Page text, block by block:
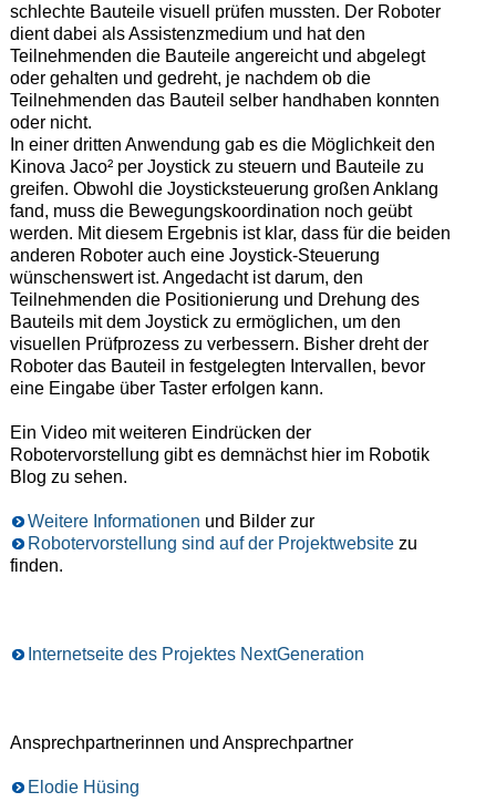
schlechte Bauteile visuell prüfen mussten. Der Roboter
dient dabei als Assistenzmedium und hat den
Teilnehmenden die Bauteile angereicht und abgelegt
oder gehalten und gedreht, je nachdem ob die
Teilnehmenden das Bauteil selber handhaben konnten
oder nicht.
In einer dritten Anwendung gab es die Möglichkeit den
Kinova Jaco² per Joystick zu steuern und Bauteile zu
greifen. Obwohl die Joysticksteuerung großen Anklang
fand, muss die Bewegungskoordination noch geübt
werden. Mit diesem Ergebnis ist klar, dass für die beiden
anderen Roboter auch eine Joystick-Steuerung
wünschenswert ist. Angedacht ist darum, den
Teilnehmenden die Positionierung und Drehung des
Bauteils mit dem Joystick zu ermöglichen, um den
visuellen Prüfprozess zu verbessern. Bisher dreht der
Roboter das Bauteil in festgelegten Intervallen, bevor
eine Eingabe über Taster erfolgen kann.
Ein Video mit weiteren Eindrücken der
Robotervorstellung gibt es demnächst hier im Robotik
Blog zu sehen.
Weitere Informationen und Bilder zur
Robotervorstellung sind auf der Projektwebsitezu
finden.
Internetseite des Projektes NextGeneration
Ansprechpartnerinnen und Ansprechpartner
Elodie Hüsing